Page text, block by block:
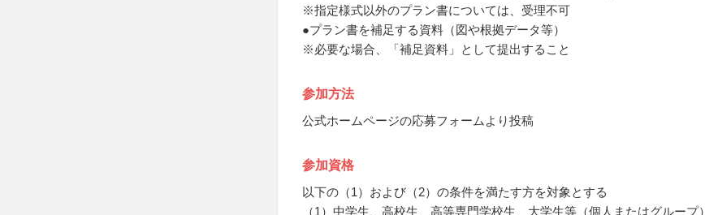
※指定様式以外のプラン書については、受理不可
●プラン書を補足する資料（図や根拠データ等）
※必要な場合、「補足資料」として提出すること
参加方法
公式ホームページの応募フォームより投稿
参加資格
以下の（1）および（2）の条件を満たす方を対象とする
（1）中学生、高校生、高等専門学校生、大学生等（個人またはグループ）